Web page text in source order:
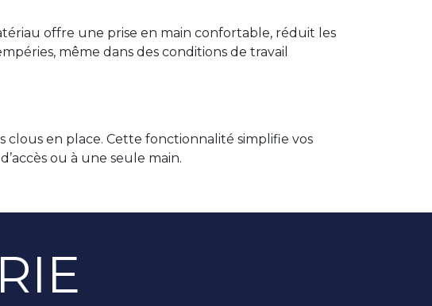
offre une prise en main confortable, réduit les
même dans des conditions de travail
en place. Cette fonctionnalité simplifie vos
ou à une seule main.